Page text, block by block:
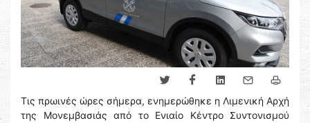
Τις πρωινές ώρες σήμερα, ενημερώθηκε η Λιμενική Αρχή
της Μονεμβασιάς από το Ενιαίο Κέντρο Συντονισμού